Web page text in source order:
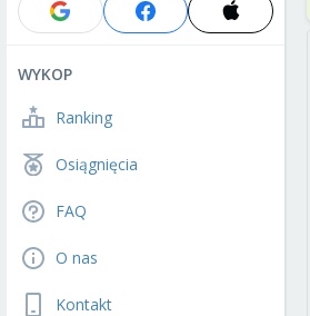
WYKOP
Ranking
Osiągnięcia
FAQ
O nas
Kontakt